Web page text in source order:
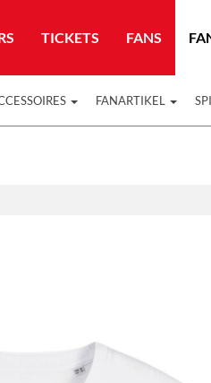
TICKETS FANS
FANARTIKEL